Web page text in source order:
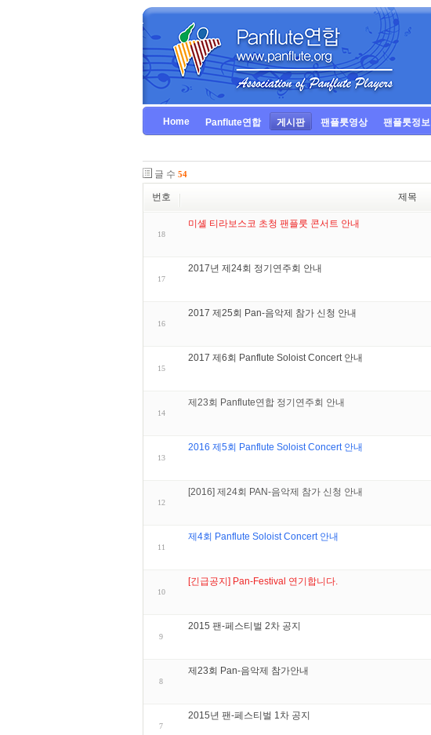
Home Panflute연합 게시판 팬플룻영상 팬플룻정보
글 수 54
번호 제목
18
미셸 티라보스코 초청 팬플룻 콘서트 안내
17
2017년 제24회 정기연주회 안내
16
2017 제25회 Pan-음악제 참가 신청 안내
15
2017 제6회 Panflute Soloist Concert 안내
14
제23회 Panflute연합 정기연주회 안내
13
2016 제5회 Panflute Soloist Concert 안내
12
[2016] 제24회 PAN-음악제 참가 신청 안내
11
제4회 Panflute Soloist Concert 안내
10
[긴급공지] Pan-Festival 연기합니다.
9
2015 팬-페스티벌 2차 공지
8
제23회 Pan-음악제 참가안내
7
2015년 팬-페스티벌 1차 공지